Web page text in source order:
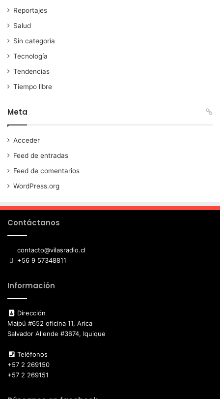
Reportajes
Salud
Sin categoría
Tecnología
Tendencias
Tiempo libre
Meta
Acceder
Feed de entradas
Feed de comentarios
WordPress.org
Contáctanos
contacto@vilasradio.cl
+56 9 57348811
Información
Dirección
Maipú #652 oficina 11, Arica
Salvador Allende #3674, Iquique
Teléfonos
+57 2 269150
+57 2 269151